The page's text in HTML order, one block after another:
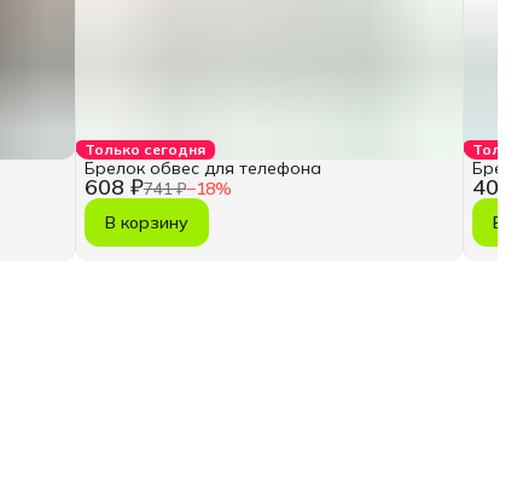
Только сегодня
608 ₽741 ₽−18%
Брелок обвес для телефона
В корзину
403
В